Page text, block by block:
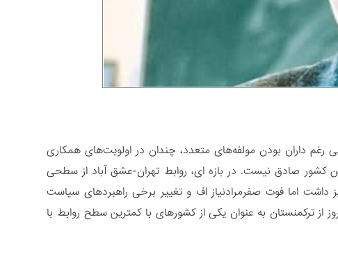
داران بودن مولفه‌های متعدد، چندان در اولویت‌های همکاری
کشور صادق نیست. در بازه ای، روابط تهران-عشق آباد از سطحی
داشت اما فوت صفرمرادنیاز اف و تغییر برخی راهبردهای سیاست
از ترکمنستان به عنوان یکی از کشورهای با کمترین سطح روابط با